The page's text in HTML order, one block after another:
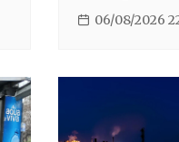
06/08/2026